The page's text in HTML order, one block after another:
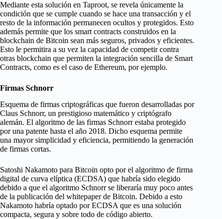
Mediante esta solución en Taproot, se revela únicamente la
condición que se cumple cuando se hace una transacción y el
resto de la información permanecen ocultos y protegidos. Esto
además permite que los smart contracts construidos en la
blockchain de Bitcoin sean más seguros, privados y eficientes.
Esto le permitira a su vez la capacidad de competir contra
otras blockchain que permiten la integración sencilla de Smart
Contracts, como es el caso de Ethereum, por ejemplo.
Firmas Schnorr
Esquema de firmas criptográficas que fueron desarrolladas por
Claus Schnorr, un prestigioso matemático y criptógrafo
alemán. El algoritmo de las firmas Schnorr estaba protegido
por una patente hasta el año 2018. Dicho esquema permite
una mayor simplicidad y eficiencia, permitiendo la generación
de firmas cortas.
Satoshi Nakamoto para Bitcoin opto por el algoritmo de firma
digital de curva elíptica (ECDSA) que habría sido elegido
debido a que el algoritmo Schnorr se liberaría muy poco antes
de la publicación del whitepaper de Bitcoin. Debido a esto
Nakamoto habría optado por ECDSA que es una solución
compacta, segura y sobre todo de código abierto.